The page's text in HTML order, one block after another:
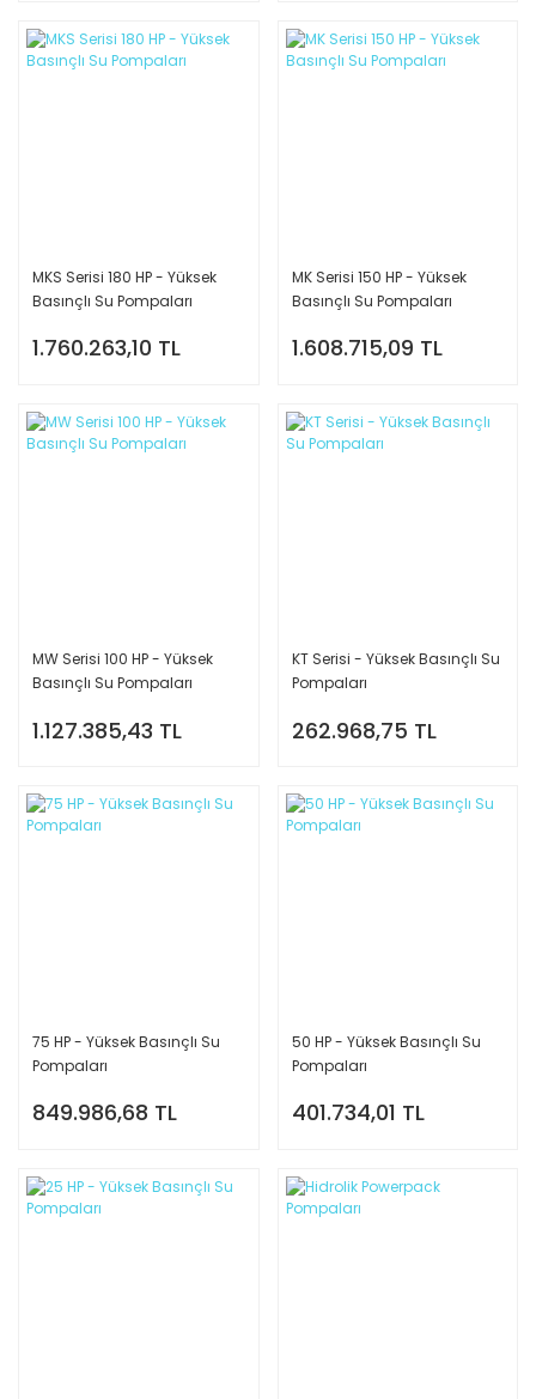
MKS Serisi 180 HP - Yüksek
Basınçlı Su Pompaları
1.760.263,10 TL
MK Serisi 150 HP - Yüksek
Basınçlı Su Pompaları
1.608.715,09 TL
MW Serisi 100 HP - Yüksek
Basınçlı Su Pompaları
1.127.385,43 TL
KT Serisi - Yüksek Basınçlı Su
Pompaları
262.968,75 TL
75 HP - Yüksek Basınçlı Su
Pompaları
849.986,68 TL
50 HP - Yüksek Basınçlı Su
Pompaları
401.734,01 TL